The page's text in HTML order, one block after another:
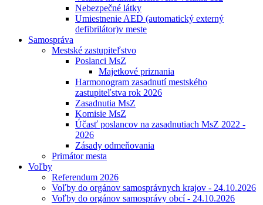
Nebezpečné látky
Umiestnenie AED (automatický externý
defibrilátor)v meste
Samospráva
Mestské zastupiteľstvo
Poslanci MsZ
Majetkové priznania
Harmonogram zasadnutí mestského
zastupiteľstva rok 2026
Zasadnutia MsZ
Komisie MsZ
Účasť poslancov na zasadnutiach MsZ 2022 -
2026
Zásady odmeňovania
Primátor mesta
Voľby
Referendum 2026
Voľby do orgánov samosprávnych krajov - 24.10.2026
Voľby do orgánov samosprávy obcí - 24.10.2026